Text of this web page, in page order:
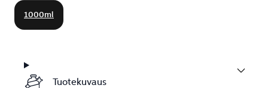
1000ml
Tuotekuvaus